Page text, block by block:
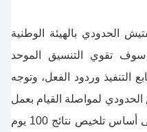
الحدودي بالهيئة الوطنية
سوف تقوي التنسيق الموحد
التنفيذ وردود الفعل، وتوجه
الحدودي لمواصلة القيام بعمل
جيد في تنفيذ التدابير المختلفة على أساس تلخيص نتائج 100 يوم